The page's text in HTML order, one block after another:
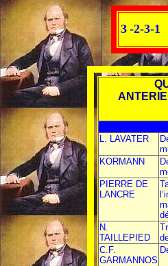
3 -2-3-1
L. LAVATER
KORMANN
PIERRE DE
LANCRE
N.
TAILLEPIED
C.F.
GARMANNOS